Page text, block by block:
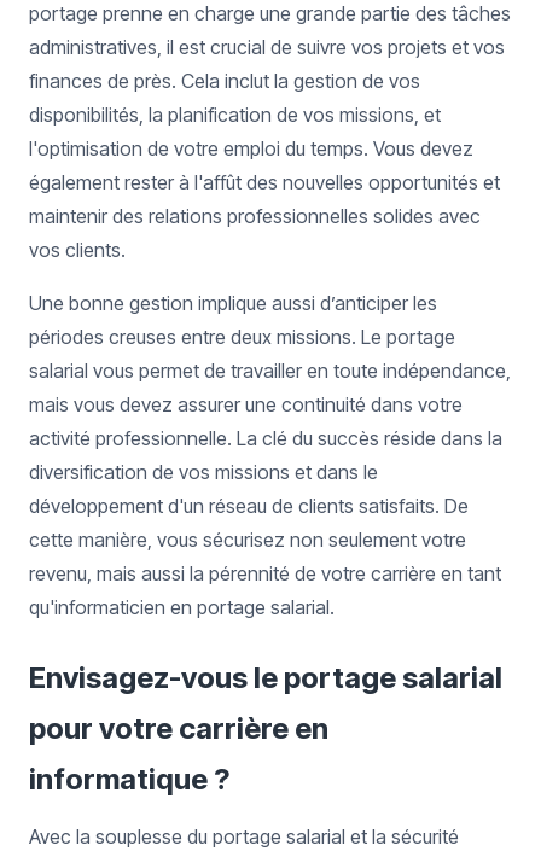
portage prenne en charge une grande partie des tâches
administratives, il est crucial de suivre vos projets et vos
finances de près. Cela inclut la gestion de vos
disponibilités, la planification de vos missions, et
l'optimisation de votre emploi du temps. Vous devez
également rester à l'affût des nouvelles opportunités et
maintenir des relations professionnelles solides avec
vos clients.
Une bonne gestion implique aussi d’anticiper les
périodes creuses entre deux missions. Le portage
salarial vous permet de travailler en toute indépendance,
mais vous devez assurer une continuité dans votre
activité professionnelle. La clé du succès réside dans la
diversification de vos missions et dans le
développement d'un réseau de clients satisfaits. De
cette manière, vous sécurisez non seulement votre
revenu, mais aussi la pérennité de votre carrière en tant
qu'informaticien en portage salarial.
Envisagez-vous le portage salarial
pour votre carrière en
informatique ?
Avec la souplesse du portage salarial et la sécurité